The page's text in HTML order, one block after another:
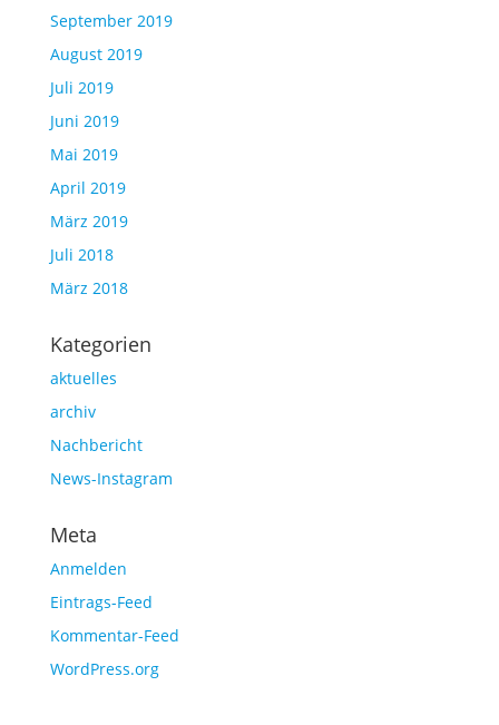
September 2019
August 2019
Juli 2019
Juni 2019
Mai 2019
April 2019
März 2019
Juli 2018
März 2018
Kategorien
aktuelles
archiv
Nachbericht
News-Instagram
Meta
Anmelden
Eintrags-Feed
Kommentar-Feed
WordPress.org